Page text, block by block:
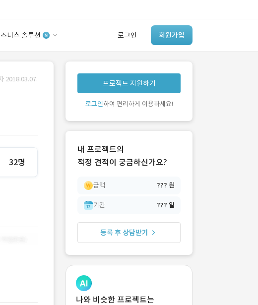
니스 솔루션 로그인 회원가입
코드 케어
유사사례 검색 AI
‘이런 거’ 만들어본
개발 회사 있어?
2018.03.07.
32명
프로젝트 지원하기
로그인하여 편리하게 이용하세요!
내 프로젝트의
적정 견적이 궁금하신가요?
금액 ??? 원
기간 ??? 일
등록 후 상담받기
나와 비슷한 프로젝트는